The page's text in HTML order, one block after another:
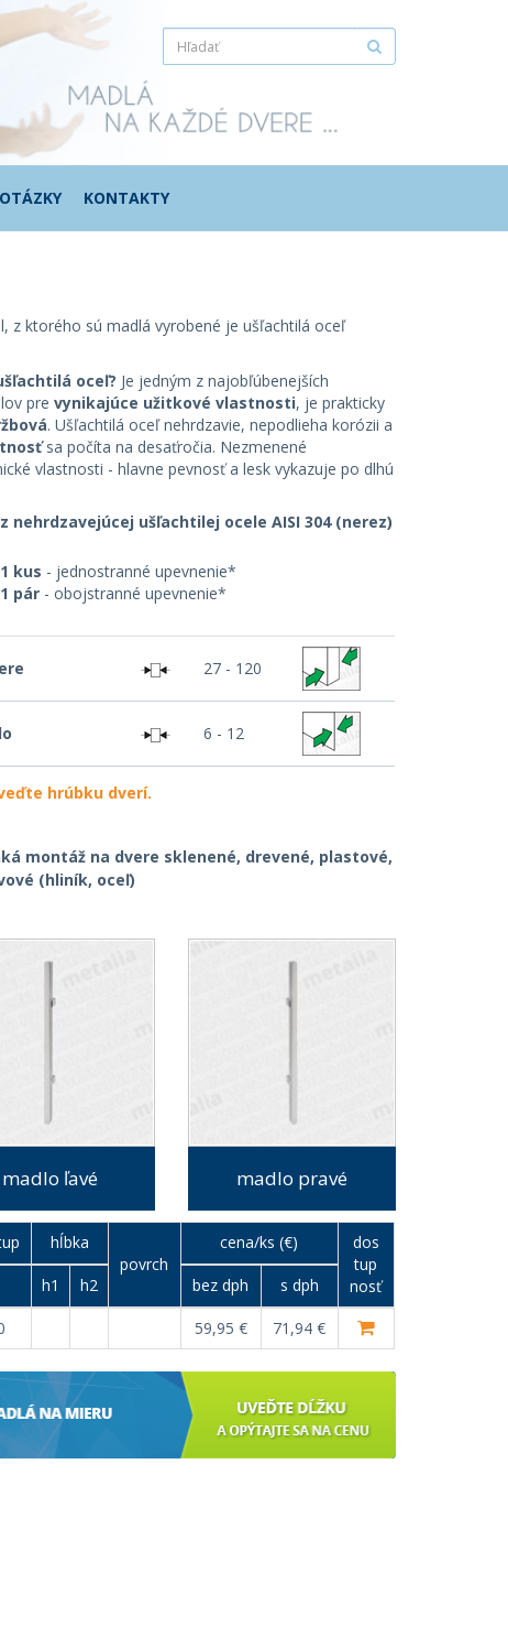
KONTAKTY
z ktorého sú madlá vyrobené je ušľachtilá oceľ
oceľ? Je jedným z najobľúbenejších
prevynikajúce užitkové vlastnosti, je prakticky
. Ušľachtilá oceľ nehrdzavie, nepodlieha korózii a
sa počíta na desaťročia. Nezmenené
vlastnosti - hlavne pevnosť a lesk vykazuje po dlhú
nehrdzavejúcej ušľachtilej ocele AISI 304 (nerez)
kus - jednostranné upevnenie*
pár - obojstranné upevnenie*
27 - 120
6 - 12
hrúbku dverí.
montáž na dvere sklenené, drevené, plastové,
(hliník, oceľ)
madlo ľavé madlo pravé
hĺbka
povrch
cena/ks (€)
dos
tup
nosť
h1 h2 bez dph s dph
59,95 € 71,94 €